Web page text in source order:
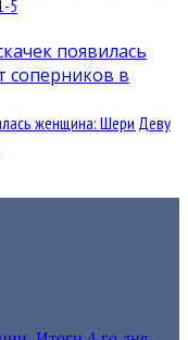
5
женщина: Шери Деву